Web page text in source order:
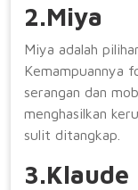
2.Miya
Miya adalah
Kemampuannya
serangan dan
menghasilkan
sulit ditangkap.
3.Klaude